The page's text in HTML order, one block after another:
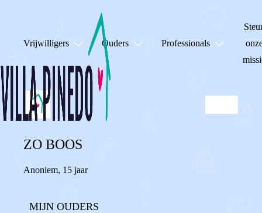
Vrijwilligers Ouders Professionals
ZO BOOS
Anoniem, 15 jaar
MIJN OUDERS